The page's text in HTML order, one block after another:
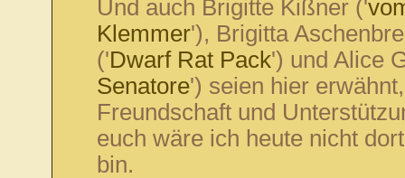
Und auch Brigitte Kißner ('
Klemmer'), Brigitta
('Dwarf Rat Pack') und Alice
Senatore') seien hier
Freundschaft und
euch wäre ich heute nicht
bin.